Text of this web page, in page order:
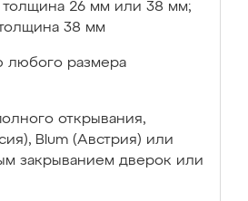
толщина 26 мм или 38 мм;
38 мм
любого размера
открывания,
Blum (Австрия) или
закрыванием дверок или